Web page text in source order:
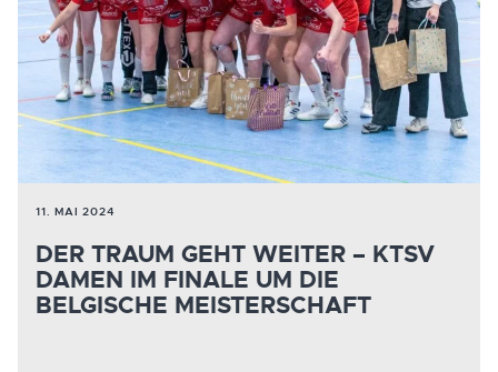
11. MAI 2024
DER TRAUM GEHT WEITER – KTSV
DAMEN IM FINALE UM DIE
BELGISCHE MEISTERSCHAFT